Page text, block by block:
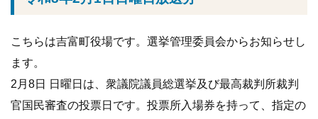
こちらは吉富町役場です。選挙管理委員会からお知らせし
ます。
2月8日 日曜日は、衆議院議員総選挙及び最高裁判所裁判
官国民審査の投票日です。投票所入場券を持って、指定の